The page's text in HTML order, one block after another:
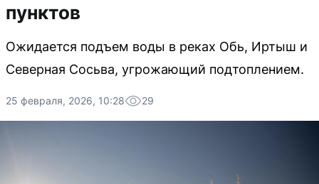
пунктов
Ожидается подъем воды в реках Обь, Иртыш и
Северная Сосьва, угрожающий подтоплением.
25 февраля, 2026, 10:28 29